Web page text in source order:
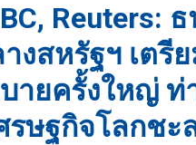
Reuters:
งสหรัฐฯ เตรี
ายครั้งใหญ่ ท่
รษฐกิจโลกชะ